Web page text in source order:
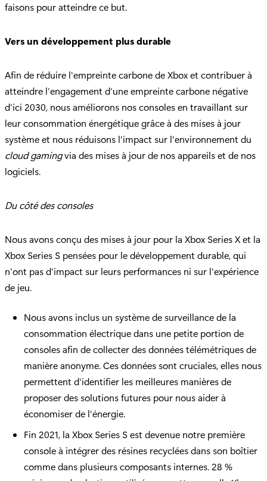
faisons pour atteindre ce but.
Vers un développement plus durable
Afin de réduire l'empreinte carbone de Xbox et contribuer à
atteindre l’engagement d’une empreinte carbone négative
d'ici 2030, nous améliorons nos consoles en travaillant sur
leur consommation énergétique grâce à des mises à jour
système et nous réduisons l'impact sur l'environnement du
cloud gamingvia des mises à jour de nos appareils et de nos
logiciels.
Du côté des consoles
Nous avons conçu des mises à jour pour la Xbox Series X et la
Xbox Series S pensées pour le développement durable, qui
n'ont pas d'impact sur leurs performances ni sur l'expérience
de jeu.
Nous avons inclus un système de surveillance de la
consommation électrique dans une petite portion de
consoles afin de collecter des données télémétriques de
manière anonyme. Ces données sont cruciales, elles nous
permettent d'identifier les meilleures manières de
proposer des solutions futures pour nous aider à
économiser de l'énergie.
Fin 2021, la Xbox Series S est devenue notre première
console à intégrer des résines recyclées dans son boîtier
comme dans plusieurs composants internes. 28 %